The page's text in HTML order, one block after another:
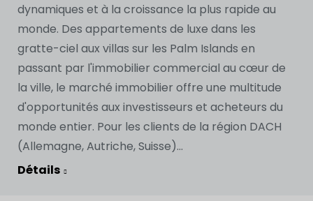
dynamiques et à la croissance la plus rapide au
monde. Des appartements de luxe dans les
gratte-ciel aux villas sur les Palm Islands en
passant par l'immobilier commercial au cœur de
la ville, le marché immobilier offre une multitude
d'opportunités aux investisseurs et acheteurs du
monde entier. Pour les clients de la région DACH
(Allemagne, Autriche, Suisse)...
Détails